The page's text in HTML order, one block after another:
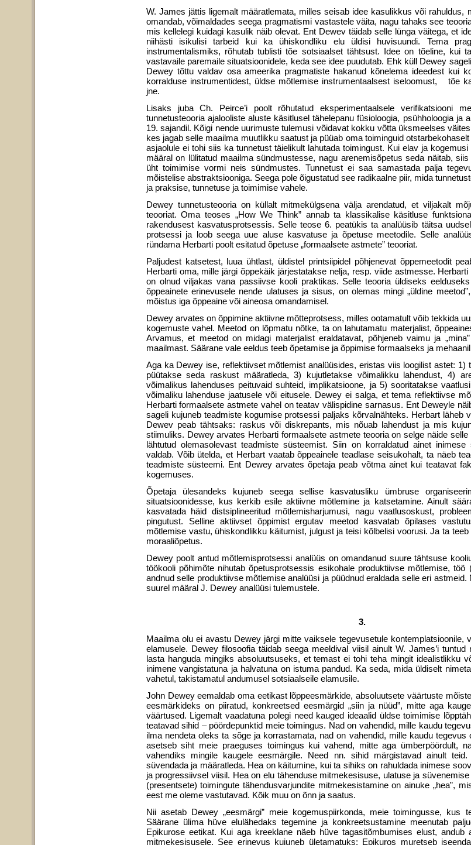
W. James jättis ligemalt määratlemata, milles seisab idee kasulikkus või rahuldus,
omandab, võimaldades seega prag­matismi vastastele väita, nagu tahaks see
mis kellelegi kuidagi kasulik näib olevat. Ent Dewev täidab selle lünga väitega, et
niihästi isikulisi tarbeid kui ka ühiskondliku elu üldisi huvisuundi. Tema
instrumentalismiks, rõhutab tublisti tõe sotsiaalset tähtsust. Idee on tõe­line, kui
vastavaile paremaile situatsioonidele, keda see idee puudutab. Ehk küll Dewey
Dewey tõttu valdav osa ameerika pragmatiste hakanud kõnelema ideedest kui
korralduse instrumentidest, üldse mõtle­mise instrumentaalsest iseloomust, tõe
jne.
Lisaks juba Ch. Peirce’i poolt rõhutatud eksperimentaalsele verifikatsi­ooni
tunnetusteooria ajalooliste aluste käsit­lusel tähelepanu füsioloogia, psühholoogia ja
19. sajandil. Kõigi nende uurimuste tulemusi võidavat kokku võtta üksmeelses
kes jagab selle maailma muutlikku saatust ja püüab oma toiminguid
asjaolule ei tohi siis ka tunnetust täielikult lahutada toimingust. Kui elav ja
määral on lülitatud maailma sündmustesse, nagu arenemisõpetus seda näitab,
üht toimimise vormi neis sündmustes. Tunnetust ei saa samastada palja
mõistelise abstrakt­siooniga. Seega pole õigustatud see radikaalne piir, mida
ja praksise, tunnetuse ja toimimise vahele.
Dewey tunnetusteooria on küllalt mitmekülgsena välja arendatud, et viljakalt
teooriat. Oma teoses „How We Think” annab ta klassikalise käsitluse
rakendusest kasvatusprotsessis. Selle teose 6. peatükis ta analüüsib täitsa
protsessi ja loob seega uue aluse kasvatuse ja õpetuse meetodile. Selle
ründama Herbarti poolt esitatud õpetuse „formaalsete astmete” teooriat.
Paljudest katsetest, luua ühtlast, üldistel printsiipidel põhjenevat õppemeetodit
Herbarti oma, mille järgi õppekäik järjestatakse nelja, resp. viide astmesse.
on olnud viljakas vana passiivse kooli praktikas. Selle teooria üldiseks
õppeainete erinevusele nende ulatuses ja sisus, on olemas mingi „üldine
mõistus iga õppeaine või aineosa omandamisel.
Dewey arvates on õppimine aktiivne mõtteprotsess, milles ootamatult võib tekkida
kogemuste vahel. Meetod on lõp­matu nõtke, ta on lahutamatu materjalist,
Arvamus, et meetod on midagi materjalist eraldatavat, põhjeneb vaimu ja
maailmast. Säärane vale eeldus teeb õpetamise ja õppimise formaalseks ja
Aga ka Dewey ise, reflektiivset mõtlemist analüüsides, eristas viis loo­gilist astet: 1)
püütakse seda raskust määratleda, 3) kujutletakse võimalikku lahendust, 4)
võimalikus lahenduses peituvaid suhteid, implikatsioone, ja 5) sooritatakse
võimaliku lahenduse jaatusele või eitusele. Dewey ei salga, et tema reflektiivse
Herbarti formaalsete astmete vahel on teatav välispidine sarnasus. Ent Deweyle
sageli kujuneb teadmiste kogumise protsessi pal­jaks kõrvalnähteks. Herbart läheb
Dewev peab tähtsaks: raskus või diskrepants, mis nõuab lahendust ja mis
stiimuliks. Dewey arvates Herbarti formaalsete astmete teooria on selge näide
lähtutud olemas­olevast teadmiste süsteemist. Siin on korraldatud ainet
valdab. Võib ütelda, et Herbart vaatab õppeainele teadlase seisukohalt, ta näeb
teadmiste süsteemi. Ent Dewey arvates õpetaja peab võtma ainet kui teatavat
kogemuses.
Õpetaja ülesandeks kujuneb seega sellise kasvatusliku ümbruse
situatsioonidesse, kus kerkib esile aktiivne mõtlemine ja katsetamine. Ainult
kasvatada häid distsiplineeritud mõtlemisharjumusi, nagu vaatlusoskust,
pingutust. Selline aktiivset õppimist ergutav meetod kasvatab õpilases
mõtlemise vastu, ühis­kondlikku käitumist, julgust ja teisi kõlbelisi voorusi. Ja ta
moraaliõpetus.
Dewey poolt antud mõtlemisprotsessi analüüs on omandanud suure tähtsuse
töökooli põhimõte nihutab õpe­tusprotsessis esikohale produktiivse mõtlemise, töö
andnud selle produktiivse mõtlemise analüüsi ja püüdnud eraldada selle eri
suurel määral J. Dewey analüüsi tulemustele.
3.
Maailma olu ei avastu Dewey järgi mitte vaiksele tegevusetule kontemplatsioonile,
elamusele. Dewey filosoofia täidab seega meeldival viisil ainult W. James’i
lasta hanguda mingiks absoluutsuseks, et temast ei tohi teha mingit idealistlikku
inimene vangistatuna ja halva­tuna on istuma pandud. Ka seda, mida üldiselt
vahetul, takistamatul andumusel sotsiaalseile elamusile.
John Dewey eemaldab oma eetikast lõppeesmärkide, absoluutsete väärtuste
eesmärkideks on piiratud, konkreetsed eesmärgid „siin ja nüüd”, mitte aga
väärtused. Ligemalt vaadatuna polegi need kauged ideaalid üldse toimimise
teatavad sihid – pöörde­punktid meie toimingus. Nad on vahendid, mille kaudu
ilma nendeta oleks ta sõge ja korrastamata, nad on vahen­did, mille kaudu tegevus
asetseb siht meie praeguses toimingus kui vahend, mitte aga ümberpöördult,
vahendiks mingile kaugele eesmärgile. Need nn. sihid mär­gistavad ainult
süvendada ja määratleda. Hea on käitumine, kui ta sihiks on rahuldada inimese
ja progressiivsel viisil. Hea on elu tähenduse mitmekesisuse, ulatuse ja
(presentsete) toimingute tähendusvarjundite mitmekesistamine on ainuke „hea”,
eest me oleme vastutavad. Kõik muu on õnn ja saatus.
Nii asetab Dewey „eesmärgi” meie kogemuspiirkonda, meie toimin­gusse, kus
Säärane ülima hüve elulähedaks tege­mine ja konkreetsustamine meenutab
Epikurose eetikat. Kui aga kreeklane näeb hüve tagasitõmbumises elust, andub
mitmekesisusele. See erinevus kujuneb ületa­matuks: Epikuros muretseb